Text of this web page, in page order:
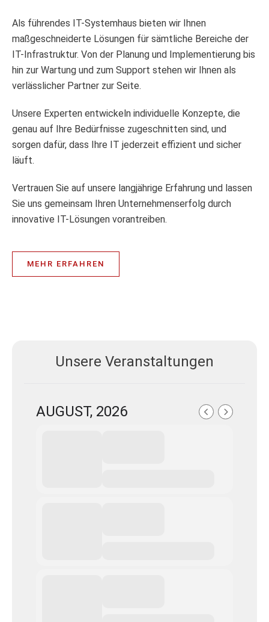
Als führendes IT-Systemhaus bieten wir Ihnen
maßgeschneiderte Lösungen für sämtliche Bereiche der
IT-Infrastruktur. Von der Planung und Implementierung bis
hin zur Wartung und zum Support stehen wir Ihnen als
verlässlicher Partner zur Seite.
Unsere Experten entwickeln individuelle Konzepte, die
genau auf Ihre Bedürfnisse zugeschnitten sind, und
sorgen dafür, dass Ihre IT jederzeit effizient und sicher
läuft.
Vertrauen Sie auf unsere langjährige Erfahrung und lassen
Sie uns gemeinsam Ihren Unternehmenserfolg durch
innovative IT-Lösungen vorantreiben.
MEHR ERFAHREN
Unsere Veranstaltungen
AUGUST, 2026